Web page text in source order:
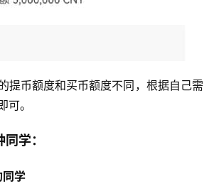
提币额度和买币额度不同，根据自己需
可。
学：
同学